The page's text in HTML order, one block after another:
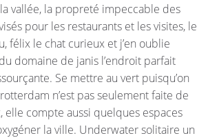
vallée, la propreté impeccable des
pour les restaurants et les visites, le
félix le chat curieux et j’en oublie
domaine de janis l’endroit parfait
Se mettre au vert puisqu’on
n’est pas seulement faite de
elle compte aussi quelques espaces
la ville. Underwater solitaire un